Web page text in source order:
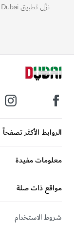
نزّل تطبيق Visit Dubai
الروابط الأكثر تصفحاً
معلومات مفيدة
مواقع ذات صلة
شروط الاستخدام